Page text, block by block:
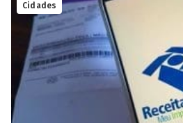
Cidades